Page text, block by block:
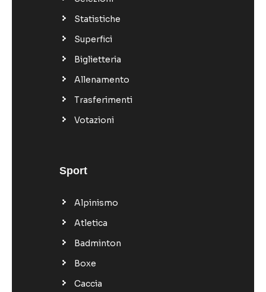
Statistiche
Superfici
Biglietteria
Allenamento
Trasferimenti
Votazioni
Sport
Alpinismo
Atletica
Badminton
Boxe
Caccia